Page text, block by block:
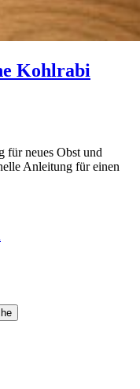
Kohlrabi
für neues Obst und
Anleitung für einen